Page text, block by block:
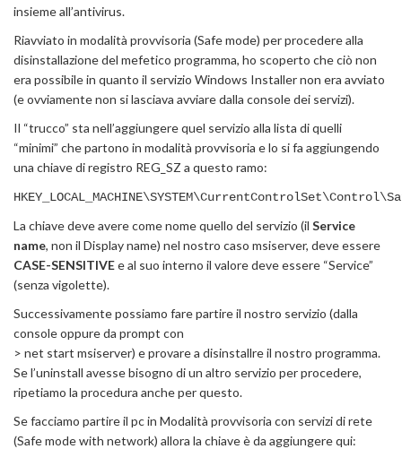
insieme all’antivirus.
Riavviato in modalità provvisoria (Safe mode) per procedere alla
disinstallazione del mefetico programma, ho scoperto che ciò non
era possibile in quanto il servizio Windows Installer non era avviato
(e ovviamente non si lasciava avviare dalla console dei servizi).
Il “trucco” sta nell’aggiungere quel servizio alla lista di quelli
“minimi” che partono in modalità provvisoria e lo si fa aggiungendo
una chiave di registro REG_SZ a questo ramo:
La chiave deve avere come nome quello del servizio (il Service
name, non il Display name) nel nostro caso msiserver, deve essere
CASE-SENSITIVEe al suo interno il valore deve essere “Service”
(senza vigolette).
Successivamente possiamo fare partire il nostro servizio (dalla
console oppure da prompt con
> net start msiserver) e provare a disinstallre il nostro programma.
Se l’uninstall avesse bisogno di un altro servizio per procedere,
ripetiamo la procedura anche per questo.
Se facciamo partire il pc in Modalità provvisoria con servizi di rete
(Safe mode with network) allora la chiave è da aggiungere qui: